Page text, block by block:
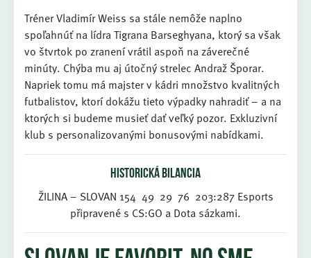
Tréner Vladimír Weiss sa stále nemôže naplno
spoľahnúť na lídra Tigrana Barseghyana, ktorý sa však
vo štvrtok po zranení vrátil aspoň na záverečné
minúty. Chýba mu aj útočný strelec Andraž Šporar.
Napriek tomu má majster v kádri množstvo kvalitných
futbalistov, ktorí dokážu tieto výpadky nahradiť – a na
ktorých si budeme musieť dať veľký pozor. Exkluzivní
klub s personalizovanými bonusovými nabídkami.
Historická bilancia
ŽILINA – SLOVAN 154 49 29 76 203:287 Esports
připravené s CS:GO a Dota sázkami.